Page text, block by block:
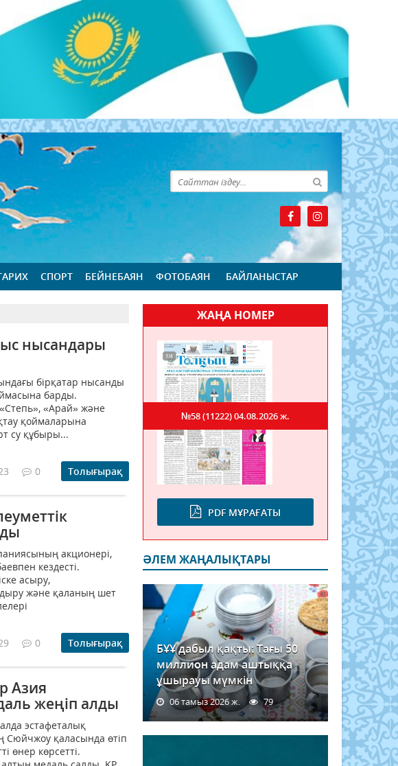
СПОРТ БЕЙНЕБАЯН ФОТОБАЯН БАЙЛАНЫСТАР
нысандары
бірқатар нысанды
барды.
«Арай» және
қоймаларына
су құбыры...
0 Толығырақ
акционері,
кездесті.
асыру,
және қаланың шет
0 Толығырақ
Азия
жеңіп алды
эстафеталық
Сюйчжоу қаласында өтіп
өнер көрсетті.
ЖАҢА НОМЕР
PDF МҰРАҒАТЫ
№58 (11222)04.08.2026 ж.
ӘЛЕМ ЖАҢАЛЫҚТАРЫ
БҰҰ дабыл қақты: Тағы 50
миллион адам аштыққа
ұшырауы мүмкін
06 тамыз 2026 ж. 79